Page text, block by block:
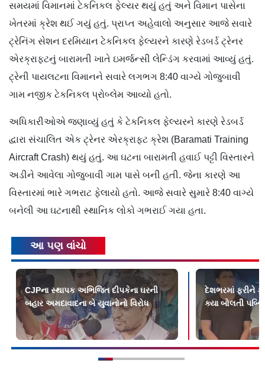
સમયમાં વિમાનમાં ટેકનિકલ ફેલ્યર થયું હતું અને વિમાન પાસેના
ખેતરમાં ક્રેશ થઈ ગયું હતું. પ્રાપ્ત અહેવાલો અનુસાર આજે સવારે
ટ્રેનિંગ સેશન દરમિયાન ટેકનિકલ ફેલ્યરને કારણે રેડબર્ડ ટ્રેનર
એરક્રાફ્ટનું બારામતી ખાતે ઇમર્જન્સી લેન્ડિંગ કરવામાં આવ્યું હતું.
ટ્રેની પાયલટના વિમાનને સવારે લગભગ 8:40 વાગ્યે ગોજુબાવી
ગામ નજીક ટેકનિકલ પ્રોબ્લેમ આવ્યો હતો.
અધિકારીઓએ જણાવ્યું હતું કે ટેકનિકલ ફેલ્યરને કારણે રેડબર્ડ
દ્વારા સંચાલિત એક ટ્રેનર એરક્રાફ્ટ ક્રેશ (Baramati Training
Aircraft Crash) થયું હતું. આ ઘટના બારામતી હવાઈ પટ્ટી વિસ્તારને
અડીને આવેલા ગોજુબાવી ગામ પાસે બની હતી. જેના કારણે આ
વિસ્તારમાં ભારે ગભરાટ ફેલાયો હતો. આજે સવારે સુમારે 8:40 વાગ્યે
બનેલી આ ઘટનાથી સ્થાનિક લોકો ગભરાઈ ગયા હતા.
આ પણ વાંચો
CJPના સ્થાપક અભિજિત દીપકેના ઘરની
બહાર અમદાવાદના બે યુવાનોનો વિરોધ
દેશભરમાં ફરીને
ક્યા બોલતી